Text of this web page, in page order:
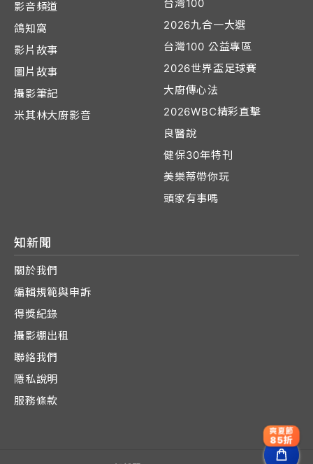
影音頻道
鴿知窩
影片故事
圖片故事
攝影筆記
米其林大廚影音
台灣100
2026九合一大選
台灣100 公益專區
2026世界盃足球賽
大廚傳心法
2026WBC精彩直擊
良醫說
健保30年特刊
美樂蒂帶你玩
頭家有事嗎
知新聞
關於我們
編輯規範與申訴
得獎紀錄
攝影棚出租
聯絡我們
隱私說明
服務條款
爽夏節
85折